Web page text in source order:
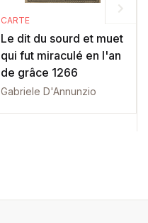
CARTE
Le dit du sourd et muet
qui fut miraculé en l'an
de grâce 1266
Gabriele D'Annunzio